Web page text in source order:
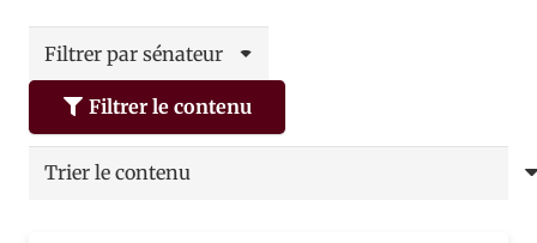
Filtrer par sénateur
Filtrer le contenu